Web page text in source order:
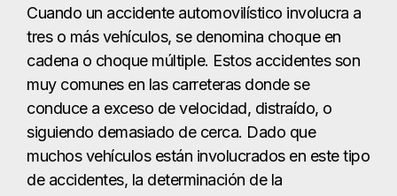
Cuando un accidente automovilístico involucra a
tres o más vehículos, se denomina choque en
cadena o choque múltiple. Estos accidentes son
muy comunes en las carreteras donde se
conduce a exceso de velocidad, distraído, o
siguiendo demasiado de cerca. Dado que
muchos vehículos están involucrados en este tipo
de accidentes, la determinación de la